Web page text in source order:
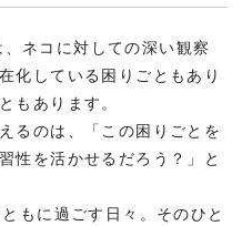
ネコに対しての深い観察
化している困りごともあり
もあります。
るのは、「この困りごとを
性を活かせるだろう？」と
もに過ごす日々。そのひと